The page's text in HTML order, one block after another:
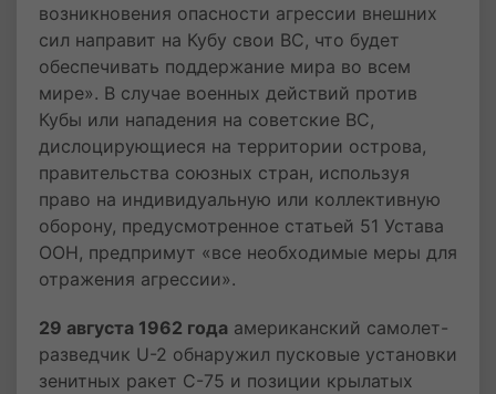
возникновения опасности агрессии внешних
сил направит на Кубу свои ВС, что будет
обеспечивать поддержание мира во всем
мире». В случае военных действий против
Кубы или нападения на советские ВС,
дислоцирующиеся на территории острова,
правительства союзных стран, используя
право на индивидуальную или коллективную
оборону, предусмотренное статьей 51 Устава
ООН, предпримут «все необходимые меры для
отражения агрессии».
29 августа 1962 года американский самолет-
разведчик U-2 обнаружил пусковые установки
зенитных ракет С-75 и позиции крылатых